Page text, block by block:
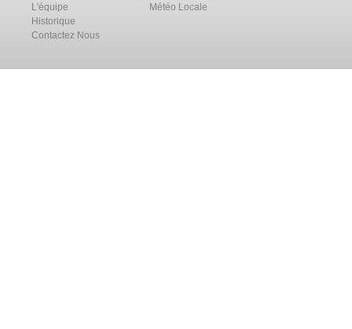
L'équipe
Historique
Contactez Nous
Météo Locale